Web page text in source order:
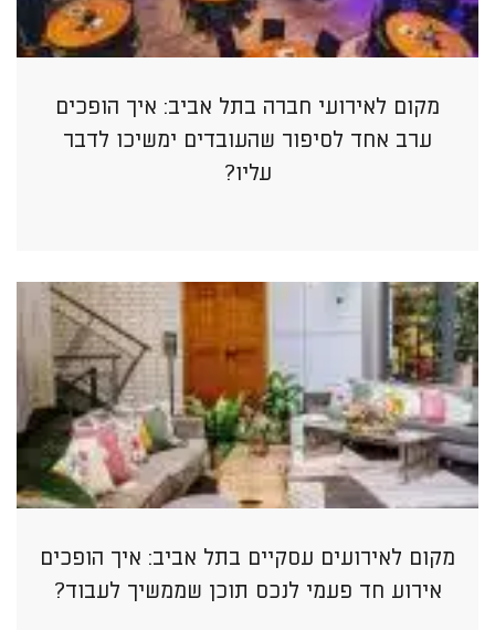
מקום לאירועי חברה בתל אביב: איך הופכים
ערב אחד לסיפור שהעובדים ימשיכו לדבר
עליו?
מקום לאירועים עסקיים בתל אביב: איך הופכים
אירוע חד פעמי לנכס תוכן שממשיך לעבוד?